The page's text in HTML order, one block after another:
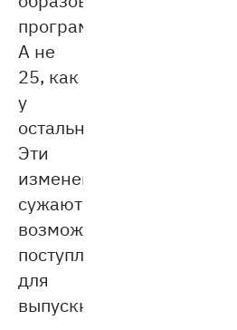
программа.
А не
25, как
у
остальных.
Эти
изменения
сужают
возможности
поступления
для
выпускников.